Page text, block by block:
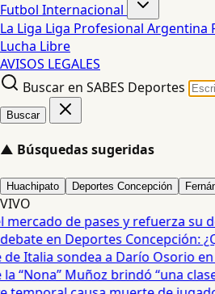
Futbol Internacional
La Liga Liga Profesional Argentina
Lucha Libre
AVISOS LEGALES
Buscar en SABES Deportes
Buscar
▲ Búsquedas sugeridas
Huachipato Deportes Concepción
VIVO
de pases y refuerza su
en Deportes Concepción:
Italia sondea a Darío Osorio en
Muñoz brindó “una clase